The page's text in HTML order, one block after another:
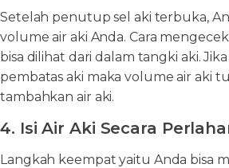
Setelah penutup sel aki terbuka,
volume air aki Anda. Cara
bisa dilihat dari dalam tangki aki.
pembatas aki maka volume air aki
tambahkan air aki.
4. Isi Air Aki Secara
Langkah keempat yaitu Anda bisa